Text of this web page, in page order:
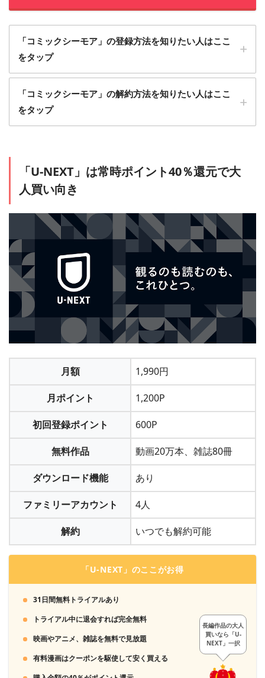
「コミックシーモア」の登録方法を知りたい人はここ
をタップ
1
「コミックシーモア」に無料会員登録する
＞＞「コミックシーモア」に会員登録する
メールアドレス、Twitter、LINE ID、グーグルなどから会員登
録できます。
月額メニューに登録する
「月額メニュー」ならクレジット決済かキャリア決済、
「PayPay」「LINE Pay」「Apple Pay」「d払い」「PayPal」
「楽天Edy」「BitCash」「NET CASH」「楽天ペイ」
「WebMoney」「Amazon Pay」「Yahoo!ウォレット」も利用
できます。
ポイントを獲得し、好きな漫画を購入します
「コミックシーモア」の解約方法を知りたい人はここ
をタップ
選択すれば解約完了です
「コミックシーモア」自体を退会することもでき
ます
「コミックシーモア」は月額メニュー以外は都度課金なの
で、アカウントを削除しなくても勝手にお金が引き落とされ
る心配はありません。
＞＞「コミックシーモア」に会員登録する
「U-NEXT」は常時ポイント40％還元で大
人買い向き
月額 1,990円
月ポイント 1,200P
初回登録ポイント 600P
無料作品 動画20万本、雑誌80冊
ダウンロード機能 あり
ファミリーアカウント 4人
解約 いつでも解約可能
「U-NEXT」のここがお得
31日間無料トライアルあり
トライアル中に退会すれば完全無料
映画やアニメ、雑誌を無料で見放題
有料漫画はクーポンを駆使して安く買える
長編作品の大人
買いなら「U-
NEXT」一択